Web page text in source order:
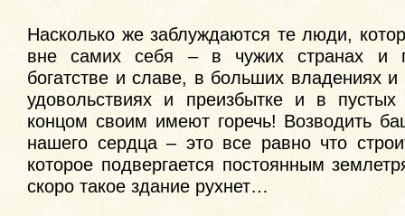
Насколько же заблуждаются те люди,
вне самих себя – в чужих странах и
богатстве и славе, в больших владениях
удовольствиях и преизбытке и в
концом своим имеют горечь! Возводить
нашего сердца – это все равно что
которое подвергается постоянным
скоро такое здание рухнет…